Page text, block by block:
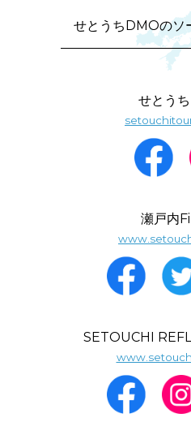
せとうちDMOのソ
せとう
瀬戸内
SETOUCHI